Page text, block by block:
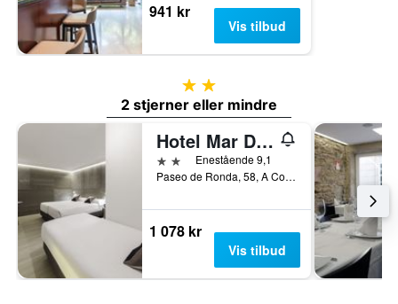
941 kr
Vis tilbud
2 stjerner
2 stjerner eller mindre
Hotel Mar Del Plata
2 stjernerEnestående 9,1
Paseo de Ronda, 58, A Coruña, Galicia, Spania
1 078 kr
Vis tilbud